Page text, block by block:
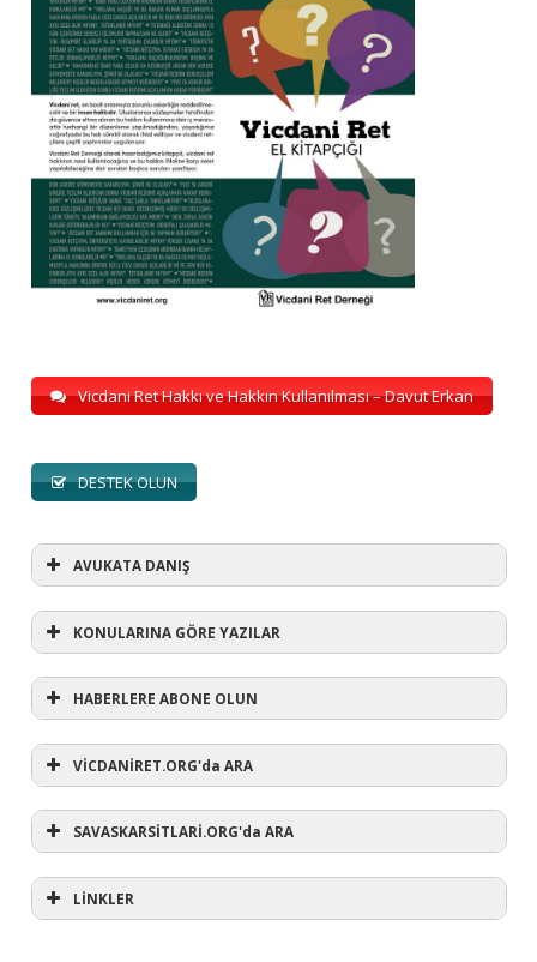
Vicdani Ret Hakkı ve Hakkın Kullanılması – Davut Erkan
DESTEK OLUN
AVUKATA DANIŞ
AVUKATA DANIŞ
KONULARINA GÖRE YAZILAR
KONULARINA GÖRE YAZILAR
#refusewar(1)
'dur' ihtarı(3)
1 aralık(11)
1 eylül (12)
1. Dünya Savaşı(5)
HABERLERE ABONE OLUN
VİCDANİRET.ORG'da ARA
SAVASKARSİTLARİ.ORG'da ARA
LİNKLER